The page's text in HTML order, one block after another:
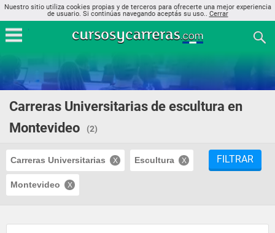
Nuestro sitio utiliza cookies propias y de terceros para ofrecerte una mejor experiencia
de usuario. Si continúas navegando aceptás su uso.. Cerrar
Carreras Universitarias de escultura en
Montevideo
(2)
Carreras Universitarias Escultura
Montevideo
FILTRAR